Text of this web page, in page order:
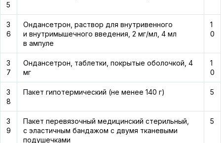
5
3
6
Ондансетрон, раствор для внутривенного
и внутримышечного введения, 2 мг/мл, 4 мл
в ампуле
1
0
3
7
Ондансетрон, таблетки, покрытые оболочкой, 4
мг
1
0
3
8
Пакет гипотермический (не менее 140 г) 5
3
9
Пакет перевязочный медицинский стерильный,
с эластичным бандажом с двумя тканевыми
подушечками
5